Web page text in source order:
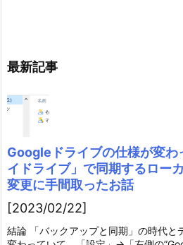
最新記事
Googleドライブの仕様が変わ
イドライブ」で同期するロー
変更に手間取ったお話
[2023/02/22]
結論 「バックアップと同期」の時代と